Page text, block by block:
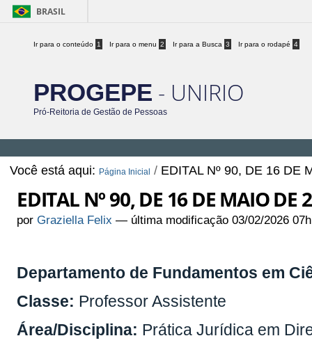
BRASIL
Ir para o conteúdo 1 Ir para o menu 2 Ir para a Busca 3 Ir para o rodapé 4
PROGEPE - UNIRIO
Pró-Reitoria de Gestão de Pessoas
Você está aqui: Página Inicial / EDITAL Nº 90, DE 16 DE
EDITAL Nº 90, DE 16 DE MAIO DE
porGraziella Felix — última modificação 03/02/2026
Departamento de Fundamentos em
Classe: Professor Assistente
Área/Disciplina: Prática Jurídica em